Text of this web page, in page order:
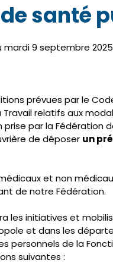
santé
mardi 9 septembre
prévues par le
Travail relatifs aux
par la Fédération
de déposer un
et non
de notre Fédération.
les initiatives et
et dans les
personnels de la
suivantes :